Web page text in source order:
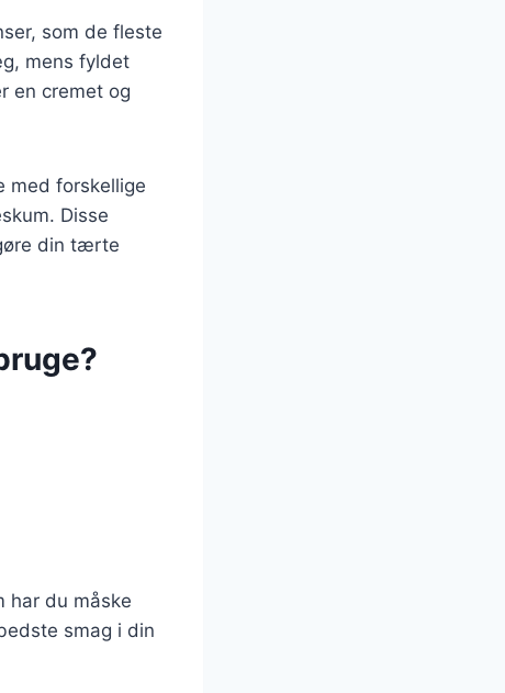
som de fleste
mens fyldet
en cremet og
med forskellige
Disse
din tærte
har du måske
smag i din